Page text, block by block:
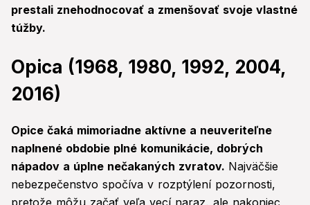
prestali znehodnocovať a zmenšovať svoje vlastné
túžby.
Opica (1968, 1980, 1992, 2004,
2016)
Opice čaká mimoriadne aktívne a neuveriteľne
naplnené obdobie plné komunikácie, dobrých
nápadov a úplne nečakaných zvratov. Najväčšie
nebezpečenstvo spočíva v rozptýlení pozornosti,